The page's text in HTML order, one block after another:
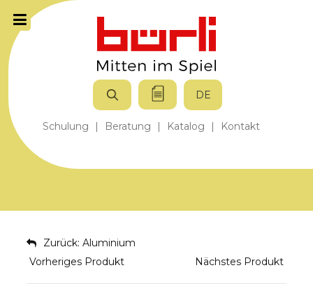
Schulung | Beratung | Katalog | Kontakt
DE
Zurück: Aluminium
Vorheriges Produkt
Nächstes Produkt